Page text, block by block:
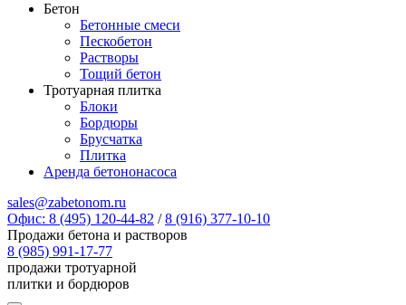
Бетон
Бетонные смеси
Пескобетон
Растворы
Тощий бетон
Тротуарная плитка
Блоки
Бордюры
Брусчатка
Плитка
Аренда бетононасоса
sales@zabetonom.ru
Офис: 8 (495) 120-44-82 / 8 (916) 377-10-10
Продажи бетона и растворов
8 (985) 991-17-77
продажи тротуарной
плитки и бордюров